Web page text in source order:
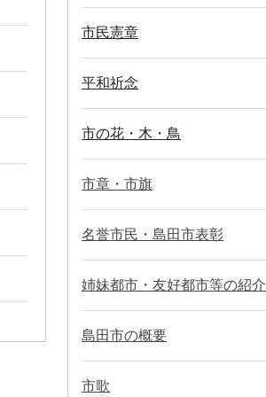
市民憲章
平和祈念
市の花・木・鳥
市章・市旗
名誉市民・島田市表彰
姉妹都市・友好都市等の紹介
島田市の概要
市歌